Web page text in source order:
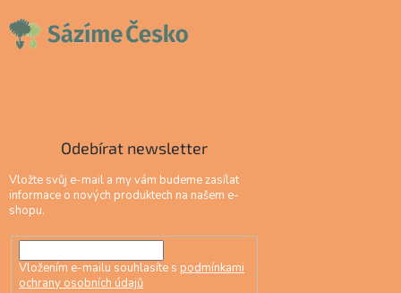
Odebírat newsletter
Vložte svůj e-mail a my vám budeme zasílat
informace o nových produktech na našem e-
shopu.
Vložením e-mailu souhlasíte s podmínkami
ochrany osobních údajů